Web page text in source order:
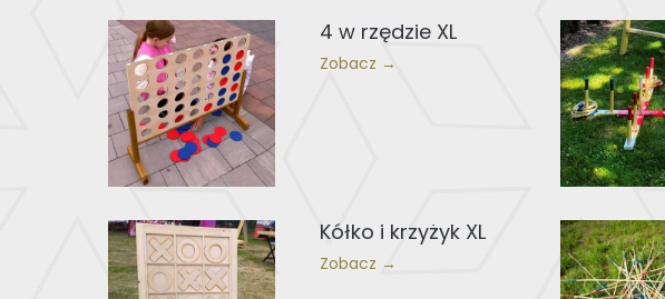
4 w rzędzie XL
Zobacz →
Kółko i krzyżyk XL
Zobacz →